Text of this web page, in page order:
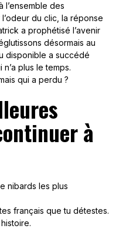
l’ensemble des
du clic, la réponse
a prophétisé l’avenir
désormais au
disponible a succédé
plus le temps.
qui a perdu ?
à
nibards les plus
français que tu détestes.